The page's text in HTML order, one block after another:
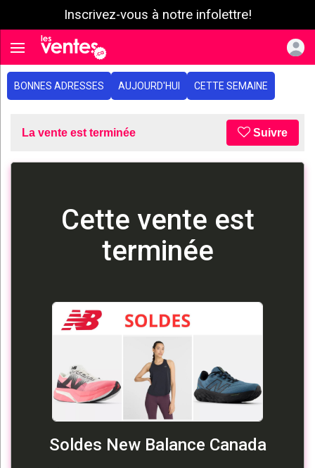
Inscrivez-vous à notre infolettre!
Toggle navigation
BONNES ADRESSES AUJOURD'HUI CETTE SEMAINE
La vente est terminée Suivre
Cette vente est
terminée
Soldes New Balance Canada